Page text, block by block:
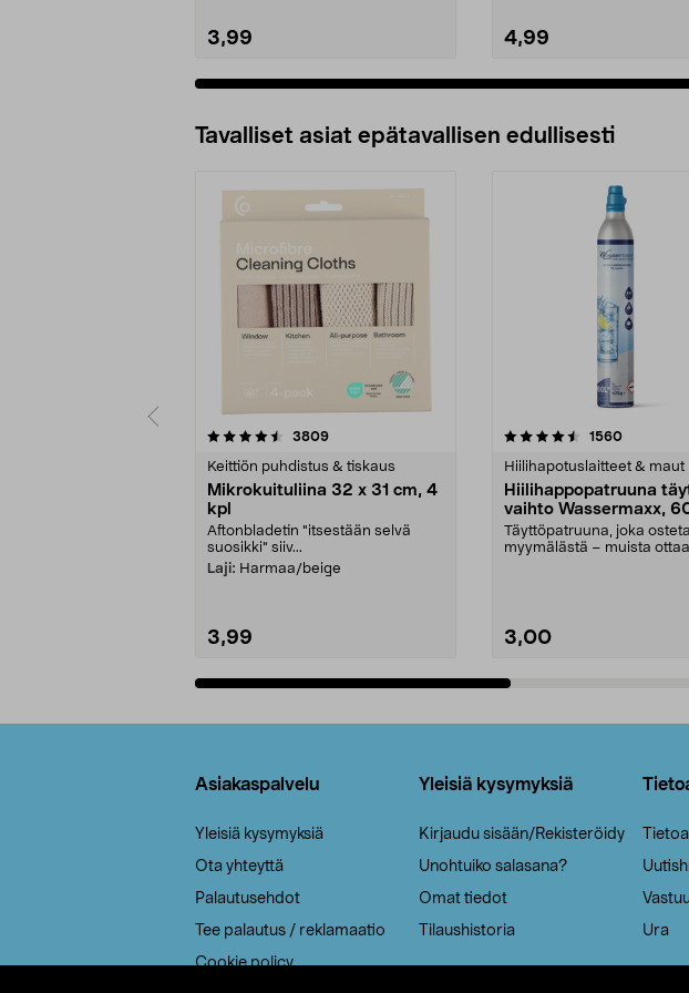
3,99 4,99
Tavalliset asiat epätavallisen edullisesti
3809arvostelut
Keittiön puhdistus & tiskaus
Mikrokuituliina 32 x 31 cm, 4
kpl
Aftonbladetin "itsestään selvä
suosikki" siiv...
Laji: Harmaa/beige
3,99
4.5viidestä
1560arvostelut
Hiilihapotuslaitteet & maut
Hiilihappopatruuna
vaihto Wassermaxx,
Täyttöpatruuna, joka
myymälästä – muista
3,00
4.5viidestä
Asiakaspalvelu
Yleisiä kysymyksiä
Ota yhteyttä
Palautusehdot
Tee palautus / reklamaatio
Cookie policy
Yleisiä kysymyksiä
Kirjaudu sisään/Rekisteröidy
Unohtuiko salasana?
Omat tiedot
Tilaushistoria Ura